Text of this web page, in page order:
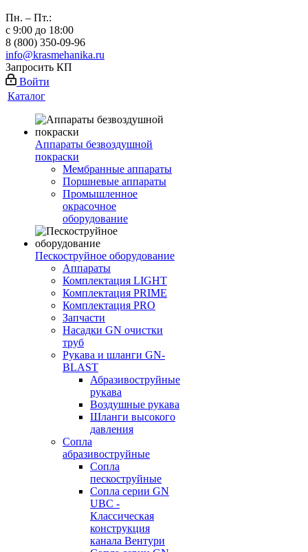
Пн. – Пт.:
с 9:00 до 18:00
8 (800) 350-09-96
info@krasmehanika.ru
Запросить КП
Войти
Каталог
Аппараты безвоздушной
покраски
Мембранные аппараты
Поршневые аппараты
Промышленное
окрасочное
оборудование
Пескоструйное оборудование
Аппараты
Комплектация LIGHT
Комплектация PRIME
Комплектация PRO
Запчасти
Насадки GN очистки
труб
Рукава и шланги GN-
BLAST
Абразивоструйные
рукава
Воздушные рукава
Шланги высокого
давления
Сопла
абразивоструйные
Сопла
пескоструйные
Сопла серии GN
UBC -
Классическая
конструкция
канала Вентури